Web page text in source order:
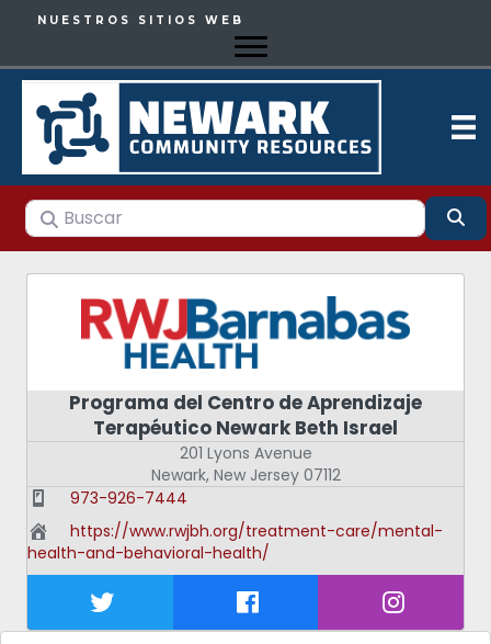
NUESTROS SITIOS WEB
Buscar
Programa del Centro de Aprendizaje
Terapéutico Newark Beth Israel
201 Lyons Avenue
Newark, New Jersey 07112
973-926-7444
https://www.rwjbh.org/treatment-care/mental-
health-and-behavioral-health/